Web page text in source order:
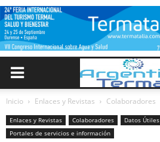
Inicio Enlaces y Revistas Colaboradores
Enlaces y Revistas Colaboradores
Datos Útiles
Portales de servicios e información